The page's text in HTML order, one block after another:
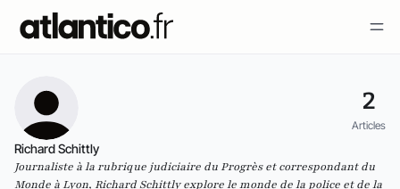
2
Articles
Richard Schittly
Journaliste à la rubrique judiciaire du Progrès et correspondant du
Monde à Lyon, Richard Schittly explore le monde de la police et de la